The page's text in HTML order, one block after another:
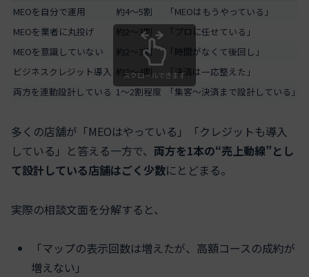
MEOを自分で運用
約4〜5割
「MEOはもうやっている」
MEOを業者に丸投げ
約2〜3割
「プロに任せている」
MEOを意識していない
約2〜3割
「時間がなくて後回し」
ビジネスクレジット導入 約3〜4割
「決済は一応整えた」
両方を連動設計している 1〜2割程度 「集客〜決済まで設計している」
スクロールできます
多くの店舗が「MEOはやっている」「クレジットも導入
している」と答える一方で、 両方を1本の“売上動線”とし
て設計している店舗はごく少数にとどまる。
実際の相談文面を分解すると、
「マップの表示回数は増えたが、高額コースの成約が
増えない」